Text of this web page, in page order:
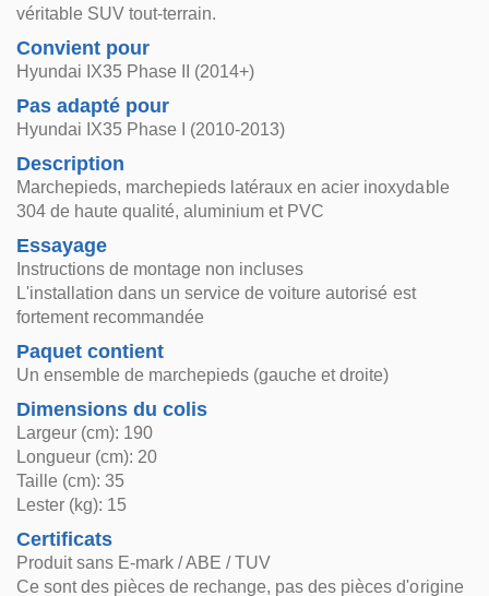
véritable SUV tout-terrain.
Convient pour
Hyundai IX35 Phase II (2014+)
Pas adapté pour
Hyundai IX35 Phase I (2010-2013)
Description
Marchepieds, marchepieds latéraux en acier inoxydable
304 de haute qualité, aluminium et PVC
Essayage
Instructions de montage non incluses
L'installation dans un service de voiture autorisé est
fortement recommandée
Paquet contient
Un ensemble de marchepieds (gauche et droite)
Dimensions du colis
Largeur (cm): 190
Longueur (cm): 20
Taille (cm): 35
Lester (kg): 15
Certificats
Produit sans E-mark / ABE / TUV
Ce sont des pièces de rechange, pas des pièces d'origine